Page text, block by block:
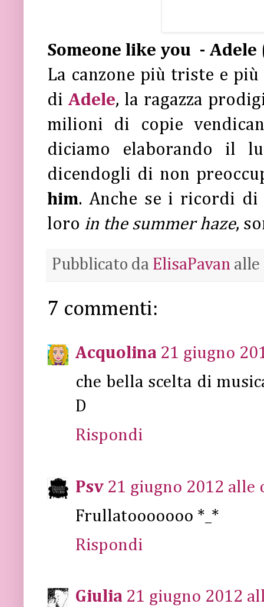
Someone like you - Adele
La canzone più triste e
diAdele, la ragazza
milioni di copie
diciamo elaborando il
dicendogli di non
him. Anche se i ricordi di
loro in the summer haze,
Pubblicato da ElisaPavan alle
7 commenti:
Acquolina 21 giugno
che bella scelta di
D
Rispondi
Psv 21 giugno 2012 alle
Frullatooooooo *_*
Rispondi
Giulia 21 giugno 2012